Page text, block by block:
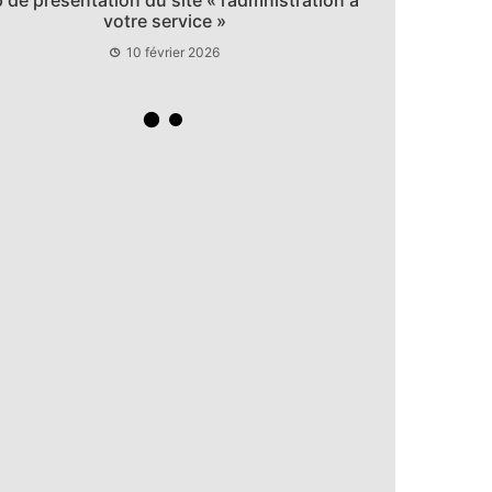
10 février 2026